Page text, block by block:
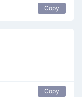
Copy
Copy